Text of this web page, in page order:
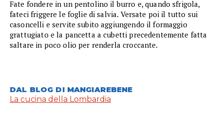
Fate fondere in un pentolino il burro e, quando sfrigola,
fateci friggere le foglie di salvia. Versate poi il tutto sui
casoncelli e servite subito aggiungendo il formaggio
grattugiato e la pancetta a cubetti precedentemente fatta
saltare in poco olio per renderla croccante.
DAL BLOG DI MANGIAREBENE
La cucina della Lombardia